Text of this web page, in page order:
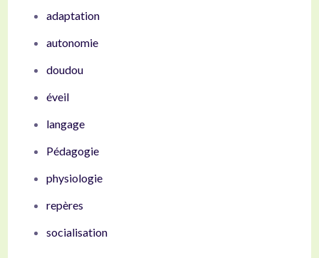
adaptation
autonomie
doudou
éveil
langage
Pédagogie
physiologie
repères
socialisation